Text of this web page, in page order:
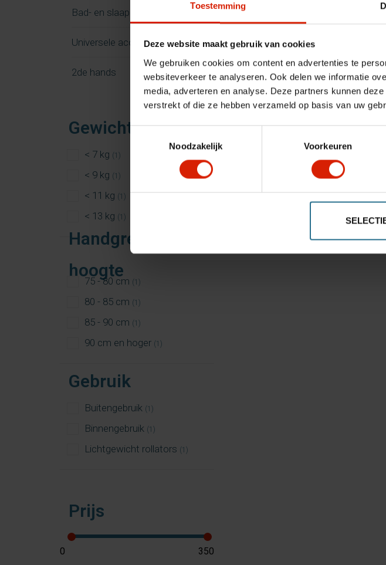
Toestemming
Deze website maakt gebruik van cookies
We gebruiken cookies om content en advertenties te
websiteverkeer te analyseren. Ook delen we informatie
media, adverteren en analyse. Deze partners kunnen
verstrekt of die ze hebben verzameld op basis van uw
Toestemmingsselectie
Noodzakelijk
Voorkeuren
Bad- en slaapkamer
Universele accessoires
2de hands
Gewicht rollator
< 7 kg (1)
< 9 kg (1)
< 11 kg (1)
< 13 kg (1)
Handgreep
hoogte
75 - 80 cm (1)
80 - 85 cm (1)
85 - 90 cm (1)
90 cm en hoger (1)
Gebruik
Buitengebruik (1)
Binnengebruik (1)
Lichtgewicht rollators (1)
Prijs